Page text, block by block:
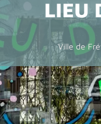
LIEU
Ville de